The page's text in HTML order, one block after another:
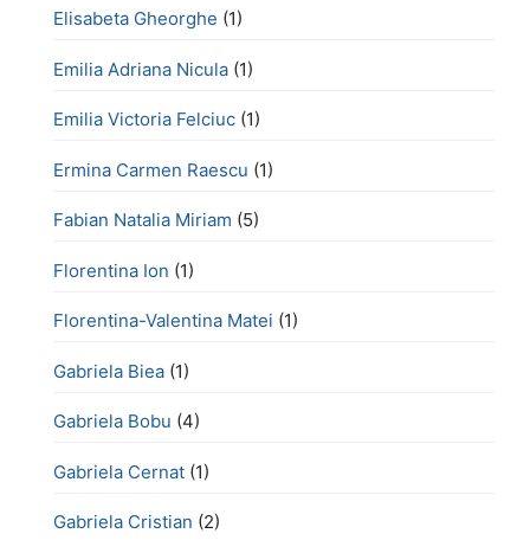
Elisabeta Gheorghe (1)
Emilia Adriana Nicula (1)
Emilia Victoria Felciuc (1)
Ermina Carmen Raescu (1)
Fabian Natalia Miriam (5)
Florentina Ion (1)
Florentina-Valentina Matei (1)
Gabriela Biea (1)
Gabriela Bobu (4)
Gabriela Cernat (1)
Gabriela Cristian (2)